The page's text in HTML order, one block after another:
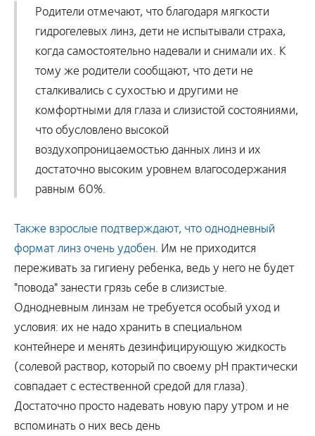
Родители отмечают, что благодаря мягкости
гидрогелевых линз, дети не испытывали страха,
когда самостоятельно надевали и снимали их. К
тому же родители сообщают, что дети не
сталкивались с сухостью и другими не
комфортными для глаза и слизистой состояниями,
что обусловлено высокой
воздухопроницаемостью данных линз и их
достаточно высоким уровнем влагосодержания
равным 60%.
Также взрослые подтверждают, что однодневный
формат линз очень удобен. Им не приходится
переживать за гигиену ребенка, ведь у него не будет
"повода" занести грязь себе в слизистые.
Однодневным линзам не требуется особый уход и
условия: их не надо хранить в специальном
контейнере и менять дезинфицирующую жидкость
(солевой раствор, который по своему pH практически
совпадает с естественной средой для глаза).
Достаточно просто надевать новую пару утром и не
вспоминать о них весь день